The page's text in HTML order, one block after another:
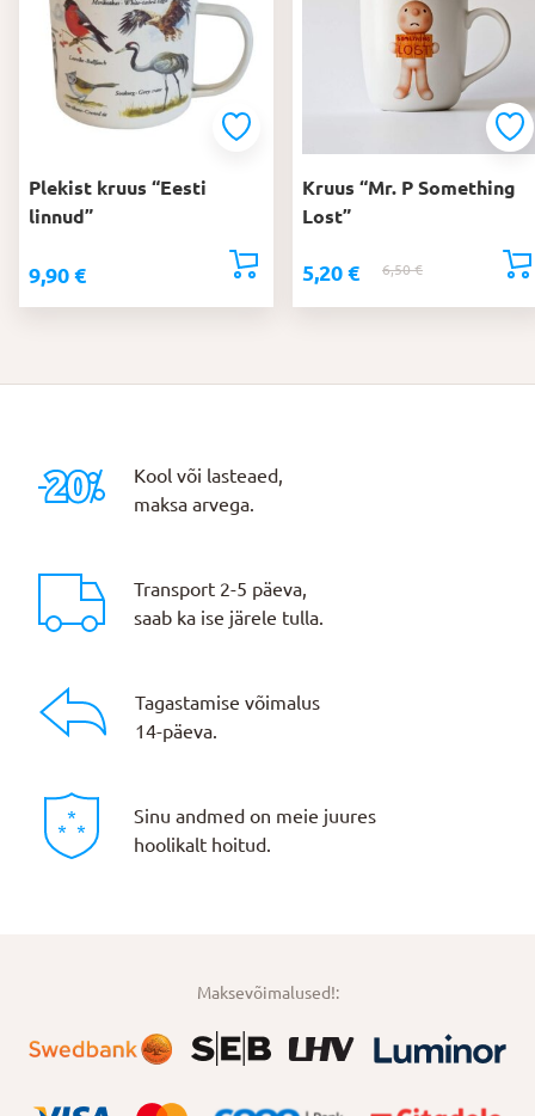
Plekist kruus “Eesti
linnud”
9,90 €
Kruus “Mr. P Something
Lost”
6,50€Algne
5,20 €
Praegune
Kool või lasteaed,
maksa arvega.
Transport 2-5 päeva,
saab ka ise järele tulla.
Tagastamise võimalus
14-päeva.
Sinu andmed on meie juures
hoolikalt hoitud.
Maksevõimalused!: